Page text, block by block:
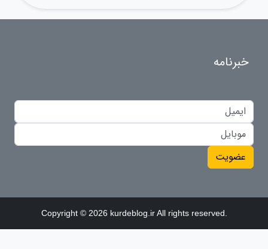
خبرنامه
عضویت
Copyright © 2026 kurdeblog.ir All rights reserved.